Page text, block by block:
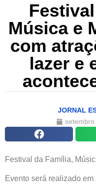
Música e
com
lazer e
JORNAL
Festival da Família,
Evento será realizado